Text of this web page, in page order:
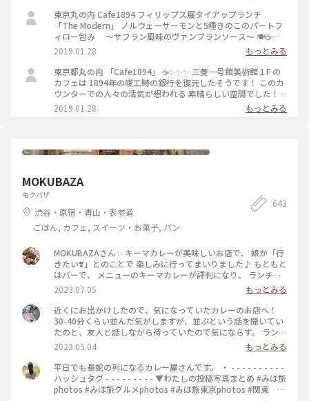
東京丸の内 Cafe1894 フィリップス展タイアップランチ
「The Modern」 ノルウェーサーモンと5種きのこのパートフ
ィロー包み ～サフラン風味のヴァンブランソース～ 🍽☕️
✨✨✨ モダンな盛り付け🌾 パイがサクサク 美味しく頂きまし
た！ #東京 #ランチ #お出かけ #丸の内 #三菱一号館美術館
#Cafe1894 #フィリップス・コレクション #タイアップメニュ
ー #冬のごちそう
2019.01.28
もっとみる
東京都丸の内 「Cafe1894」 ☕️✨✨✨ 三菱一号館美術館１F の
カフェは 1894年の竣工時の銀行を復元したそうです！ このカ
ウンターでの人々の活気が想われる 素晴らしい空間でした！
✨✨✨ #東京 #丸の内 #カフェ #三菱一号館美術館 #Cafe1894 #
お出かけ
2019.01.28 もっとみる
MOKUBAZA
モクバザ
渋谷・原宿・青山・表参道
ごはん, カフェ, スイーツ・お菓子, パン
643
MOKUBAZAさん✨ キーマカレーが美味しいお店で、 娘が「行
きたい❣️」とのことで 楽しみに行ってまいりました♪ もともと
はバーで、 メニューのキーマカレーが評判になり、 ランチタ
イムも営業するようになったとのことです。 20時間以上かけ
て作るキーマカレーは 本当に味わい深くてスパイスたっぷり
で とても美味しいです✨ さらに、小麦粉、化学調味料、人工
添加物 なども入っていないそうで、 身体にも優しいカレーで
す(o^^o) 私たちは、チーズキーマカレーを マンゴーラッシー
と一緒にいただきました♡ モッツァレラチーズがとろ〜り✨
とても美味しかったです❣️ 他にもナッツキーマカレーや、 コリ
アンダーキーマカレー、 アボカドキーマカレーなどなど💕 次
にうかがうのが楽しみになりました•*¨*•.¸¸♡ ★山手線原宿駅
より徒歩9分 ★副都心線北参道駅より徒歩6分 ★総武線千駄ヶ
谷駅より徒歩10分 ★大江戸線国立競技場駅より徒歩10分
2023.07.05
もっとみる
近くにお出かけしたので、気になっていたカレーのお店へ！
30-40分くらい並んだ気がしますが、並ぶという話を聞いてい
たのと、友人と話しながら待っていたので気にならず。 ランチ
は14時までらしいですが、その時間までに並んでいたら入れる
みたいです🙆🏻‍♀️ 私は、焼きエッグキーマカレー（Sサイズ
¥1,280）をいただきました🍛 熱々で、少し辛めですが、私の
好みの辛さでした（辛いのが苦手な友人は苦労してました😂）
何より、スパイスの香りが最高でした！！ これは行列ができ
るな、、という感じです。 帰宅しても、まだ香りが残っててま
2023.05.04
もっとみる
平日でも長蛇の列になるカレー屋さんです。 ・ - - - - - - - - - -
ハッシュタグ - - - - - - - - - ▼わたしの投稿写真まとめ #みほ旅
photos #みほ旅グルメphotos #みほ旅東京photos #関東 #